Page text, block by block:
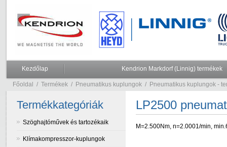
Kezdőlap Kendrion Markdorf (Linnig) termékek
Főoldal / Termékek / Pneumatikus kuplungok / Pneumatikus kuplungok -
Termékkategóriák
Szöghajtóművek és tartozékaik
Klímakompresszor-kuplungok
LP2500
M=2.500Nm, n=2.0001/min,